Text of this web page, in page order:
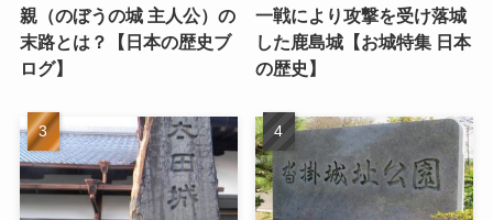
親（のぼうの城 主人公）の
末路とは？【日本の歴史ブ
ログ】
一戦により攻撃を受け落城
した鹿島城【お城特集 日本
の歴史】